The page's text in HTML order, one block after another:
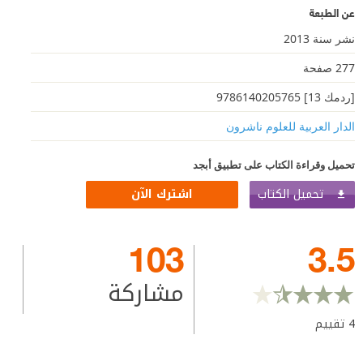
عن الطبعة
نشر سنة 2013
277 صفحة
[ردمك 13] 9786140205765
الدار العربية للعلوم ناشرون
تحميل وقراءة الكتاب على تطبيق أبجد
تحميل الكتاب اشترك الآن
3.5
4 تقييم
103
مشاركة